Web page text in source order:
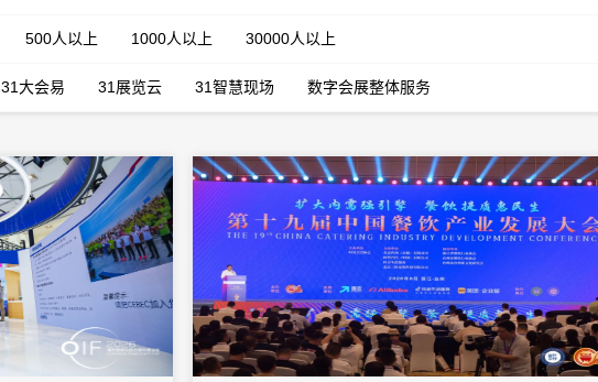
500人以上 1000人以上 30000人以上
31大会易 31展览云 31智慧现场 数字会展整体服务